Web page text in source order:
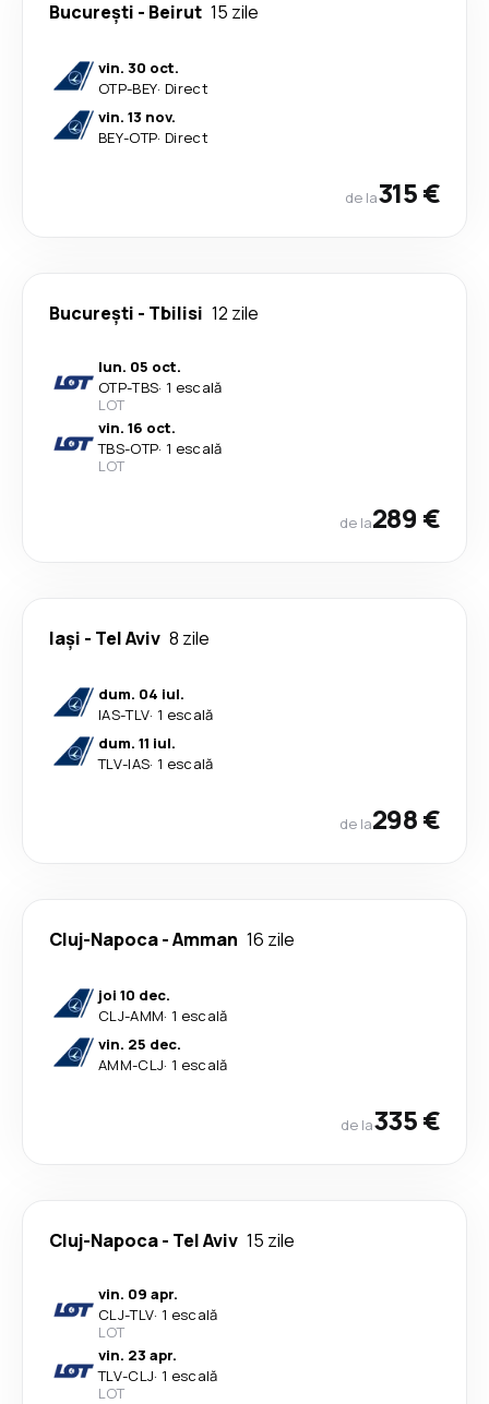
București - Beirut 15 zile
vin. 30 oct.
OTP-BEY· Direct
vin. 13 nov.
BEY-OTP· Direct
de la315 €
București - Tbilisi 12 zile
lun. 05 oct.
OTP-TBS· 1 escală
LOT
vin. 16 oct.
TBS-OTP· 1 escală
LOT
de la289 €
Iași - Tel Aviv 8 zile
dum. 04 iul.
IAS-TLV· 1 escală
dum. 11 iul.
TLV-IAS· 1 escală
de la298 €
Cluj-Napoca-Amman 16 zile
joi 10 dec.
CLJ-AMM· 1 escală
vin. 25 dec.
AMM-CLJ· 1 escală
de la335 €
Cluj-Napoca- Tel Aviv 15 zile
vin. 09 apr.
CLJ-TLV· 1 escală
LOT
vin. 23 apr.
TLV-CLJ· 1 escală
LOT